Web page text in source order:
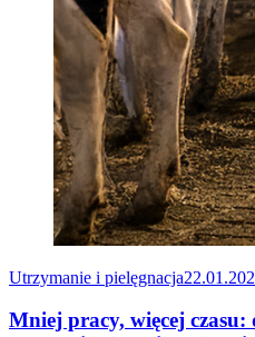
Utrzymanie i pielęgnacja
Mniej pracy, więcej czasu: